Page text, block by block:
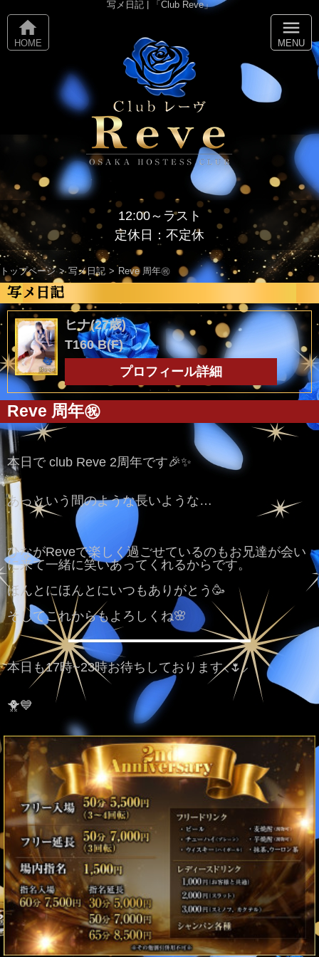
写メ日記 | 「Club Reve」
12:00～ラスト
定休日：不定休
home
HOME
menu
MENU
トップページ 写メ日記 Reve 周年㊗️
写メ日記
ヒナ(27歳)
T160 B(F)
プロフィール詳細
Reve 周年㊗️
本日で club Reve 2周年です🎉✨️
あっという間のような長いような…
ひながReveで楽しく過ごせているのもお兄達が会い
に来て一緒に笑いあってくれるからです。
ほんとにほんとにいつもありがとう🥳
そしてこれからもよろしくね🌸
本日も17時~23時お待ちしております⸜🌷︎⸝‍
🐥💙